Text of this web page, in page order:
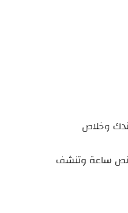
وخلاص
نص ساعة وتنشف